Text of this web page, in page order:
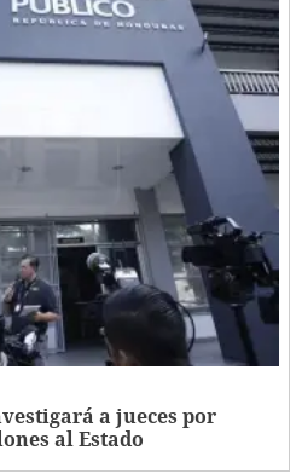
a jueces por
al Estado